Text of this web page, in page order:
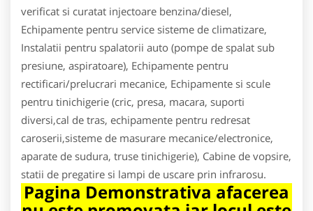
verificat si curatat injectoare benzina/diesel,
Echipamente pentru service sisteme de climatizare,
Instalatii pentru spalatorii auto (pompe de spalat sub
presiune, aspiratoare), Echipamente pentru
rectificari/prelucrari mecanice, Echipamente si scule
pentru tinichigerie (cric, presa, macara, suporti
diversi,cal de tras, echipamente pentru redresat
caroserii,sisteme de masurare mecanice/electronice,
aparate de sudura, truse tinichigerie), Cabine de vopsire,
statii de pregatire si lampi de uscare prin infrarosu.
Pagina Demonstrativa afacerea